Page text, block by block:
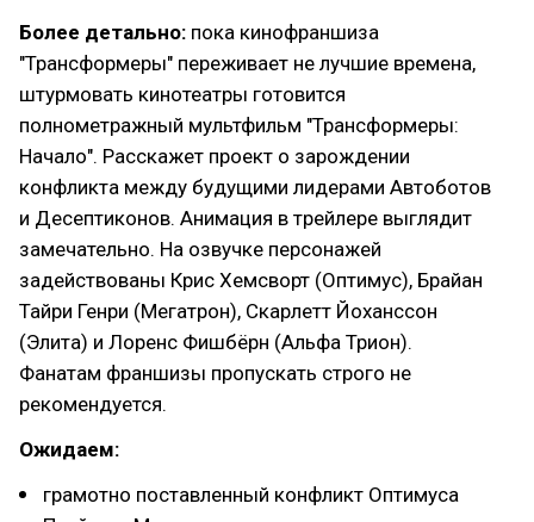
Более детально: пока кинофраншиза
"Трансформеры" переживает не лучшие времена,
штурмовать кинотеатры готовится
полнометражный мультфильм "Трансформеры:
Начало". Расскажет проект о зарождении
конфликта между будущими лидерами Автоботов
и Десептиконов. Анимация в трейлере выглядит
замечательно. На озвучке персонажей
задействованы Крис Хемсворт (Оптимус), Брайан
Тайри Генри (Мегатрон), Скарлетт Йоханссон
(Элита) и Лоренс Фишбёрн (Альфа Трион).
Фанатам франшизы пропускать строго не
рекомендуется.
Ожидаем:
грамотно поставленный конфликт Оптимуса